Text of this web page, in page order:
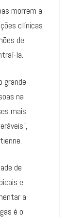
morrem a
clínicas
de
la.
grande
na
mais
de
e
a
é o